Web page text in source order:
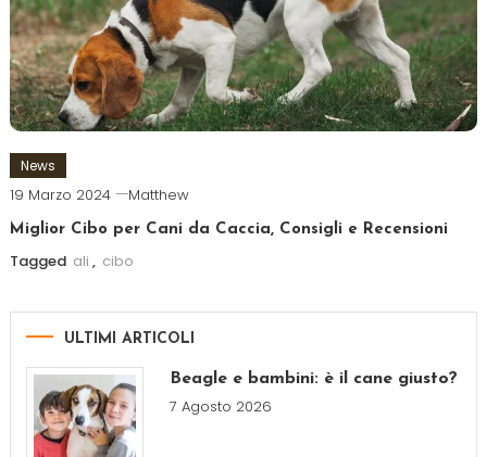
News
19 Marzo 2024 Matthew
Miglior Cibo per Cani da Caccia, Consigli e Recensioni
Tagged ali , cibo
ULTIMI ARTICOLI
Beagle e bambini: è il cane giusto?
7 Agosto 2026